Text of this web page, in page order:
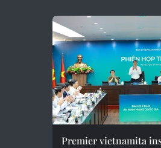
Premier vietnamita